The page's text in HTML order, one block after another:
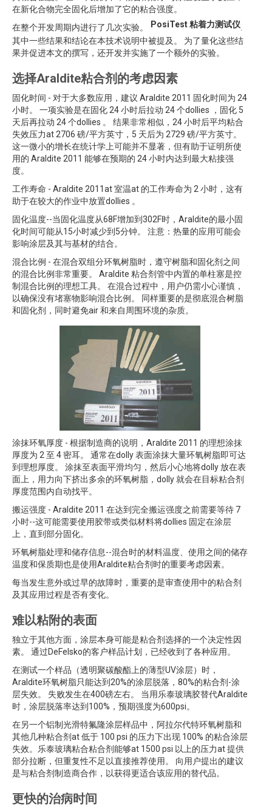
在新化合物完全固化后增加了它的粘合强度。
在整个开发周期内进行了几次实验。
PosiTest 粘着力测试仪.
其中一些结果和结论在本技术说明中被提及。 为了量化这些结
果并促进本文的撰写，还开发并实施了一个额外的实验。
选择Araldite粘合剂的考虑因素
固化时间 - 对于大多数应用，建议 Araldite 2011 固化时间为 24
小时。 一项实验是在固化 24 小时后拉动 24 个dollies ，固化 5
天后再拉动 24 个dollies 。 结果非常相似，24 小时后平均粘合
失效压力at 2706 磅/平方英寸，5 天后为 2729 磅/平方英寸。
这一微小的增长在统计学上可能并不显著，但有助于证明所使
用的 Araldite 2011 能够在预期的 24 小时内达到最大粘接强
度。
工作寿命 - Araldite 2011at 室温at 的工作寿命为 2 小时，这有
助于在较大的作业中放置dollies 。
固化温度--当固化温度从68F增加到302F时，Araldite的最小固
化时间可能从15小时减少到5分钟。 注意：热量的应用可能会
影响涂层及其与基材的结合。
混合比例 - 在混合双组分环氧树脂时，遵守树脂和固化剂之间
的混合比例非常重要。 Araldite 粘合剂管中内置的单柱塞是控
制混合比例的理想工具。 在混合过程中，用户仍需小心谨慎，
以确保没有堵塞物影响混合比例。 同样重要的是彻底混合树脂
和固化剂，同时避免air 和来自周围环境的杂质。
涂抹环氧厚度 - 根据制造商的说明，Araldite 2011 的理想涂抹
厚度为 2 至 4 密耳。 通常在dolly 表面涂抹大量环氧树脂即可达
到理想厚度。 涂抹至表面平滑均匀，然后小心地将dolly 放在表
面上，用力向下挤出多余的环氧树脂，dolly 就会在目标粘合剂
厚度范围内自动找平。
搬运强度 - Araldite 2011 在达到完全搬运强度之前需要等待 7
小时--这可能需要使用胶带或类似材料将dollies 固定在涂层
上，直到部分固化。
环氧树脂处理和储存信息--混合时的材料温度、使用之间的储存
温度和保质期也是使用Araldite粘合剂时的重要考虑因素。
每当发生意外或过早的故障时，重要的是审查使用中的粘合剂
及其应用过程是否有变化。
难以粘附的表面
独立于其他方面，涂层本身可能是粘合剂选择的一个决定性因
素。 通过DeFelsko的客户样品计划，已经收到了各种应用。
在测试一个样品（透明聚碳酸酯上的薄型UV涂层）时，
Araldite环氧树脂只能达到20%的涂层脱落，80%的粘合剂-涂
层失效。 失败发生在400磅左右。 当用乐泰玻璃胶替代Araldite
时，涂层脱落率达到100%，预期强度为600psi。
在另一个铝制光滑特氟隆涂层样品中，阿拉尔代特环氧树脂和
其他几种粘合剂at 低于 100 psi 的压力下出现 100% 的粘合涂层
失效。乐泰玻璃粘合粘合剂能够at 1500 psi 以上的压力at 提供
部分拉断，但重复性不足以直接推荐使用。 向用户提出的建议
是与粘合剂制造商合作，以获得更适合该应用的替代品。
更快的治病时间